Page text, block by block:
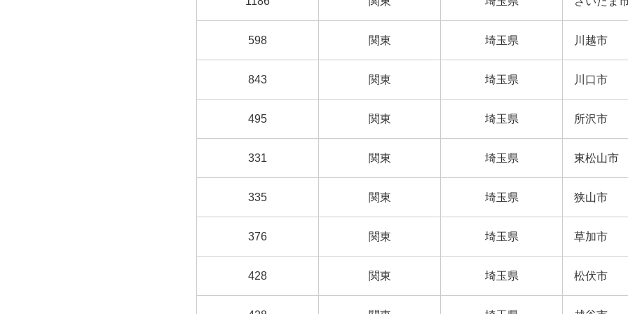
598 関東 埼玉県 川越市
843 関東 埼玉県 川口市
495 関東 埼玉県 所沢市
331 関東 埼玉県 東松山市
335 関東 埼玉県 狭山市
376 関東 埼玉県 草加市
428 関東 埼玉県 松伏市